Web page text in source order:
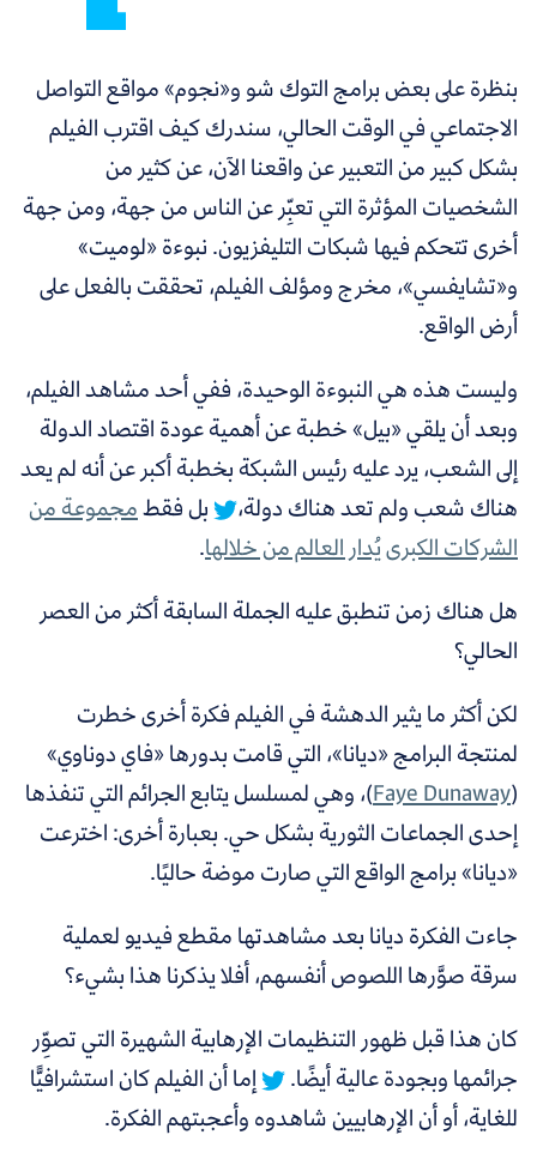
بنظرة على بعض برامج التوك شو و«نجوم» مواقع التواصل
الاجتماعي في الوقت الحالي، سندرك كيف اقترب الفيلم
بشكل كبير من التعبير عن واقعنا الآن، عن كثير من
الشخصيات المؤثرة التي تعبِّر عن الناس من جهة، ومن جهة
أخرى تتحكم فيها شبكات التليفزيون. نبوءة «لوميت»
و«تشايفسي»، مخرج ومؤلف الفيلم، تحققت بالفعل على
أرض الواقع.
وليست هذه هي النبوءة الوحيدة، ففي أحد مشاهد الفيلم،
وبعد أن يلقي «بيل» خطبة عن أهمية عودة اقتصاد الدولة
إلى الشعب،يرد عليه رئيس الشبكة بخطبة أكبر عن أنه لم يعد
هناك شعب ولم تعد هناك دولة،
بل فقطمجموعة من
الشركات الكبرى يُدار العالم من خلالها.
هل هناك زمن تنطبق عليه الجملة السابقة أكثر من العصر
الحالي؟
لكن أكثر ما يثير الدهشة في الفيلم فكرة أخرى خطرت
لمنتجة البرامج «ديانا»، التي قامت بدورها «فاي دوناوي»
Faye Dunaway
)، وهي لمسلسليتابع الجرائم التي تنفذها
إحدى الجماعات الثورية بشكل حي. بعبارة أخرى: اخترعت
«ديانا» برامج الواقع التي صارت موضة حاليًا.
جاءت الفكرة ديانا بعد مشاهدتها مقطع فيديو لعملية
سرقة صوَّرها اللصوص أنفسهم، أفلا يذكرنا هذا بشيء؟
كان هذا قبل ظهور التنظيمات الإرهابية الشهيرة التي تصوِّر
جرائمها وبجودة عالية أيضًا.
إما أن الفيلم كان استشرافيًّا
للغاية، أو أن الإرهابيين شاهدوه وأعجبتهم الفكرة.